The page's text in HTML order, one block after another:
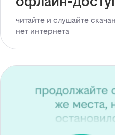
читайте и слушайте
нет интернета